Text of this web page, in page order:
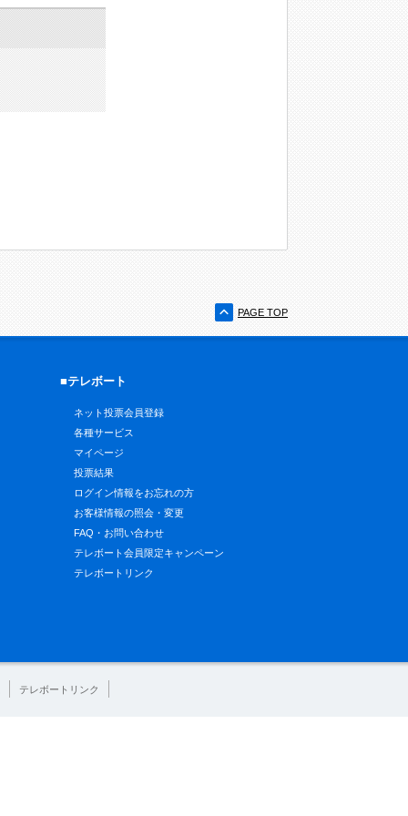
PAGE TOP
■テレボート
ネット投票会員登録
各種サービス
マイページ
投票結果
ログイン情報をお忘れの方
お客様情報の照会・変更
FAQ・お問い合わせ
テレボート会員限定キャンペーン
テレボートリンク
テレボートリンク